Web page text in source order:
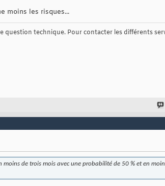
moins les risques...
question technique. Pour contacter les différents
de trois mois avec une probabilité de 50 % et en